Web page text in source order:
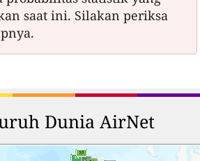
saat ini. Silakan periksa
Dunia AirNet